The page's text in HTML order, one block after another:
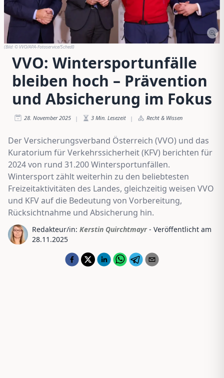
(Bild:© VVO/APA-Fotoservice/Schedl)
VVO: Wintersportunfälle
bleiben hoch – Prävention
und Absicherung im Fokus
28. November 2025 | 3 Min. Lesezeit | Recht & Wissen
Der Versicherungsverband Österreich (VVO) und das
Kuratorium für Verkehrssicherheit (KFV) berichten für
2024 von rund 31.200 Wintersportunfällen.
Wintersport zählt weiterhin zu den beliebtesten
Freizeitaktivitäten des Landes, gleichzeitig weisen VVO
und KFV auf die Bedeutung von Vorbereitung,
Rücksichtnahme und Absicherung hin.
Redakteur/in: Kerstin Quirchtmayr - Veröffentlicht am
28.11.2025